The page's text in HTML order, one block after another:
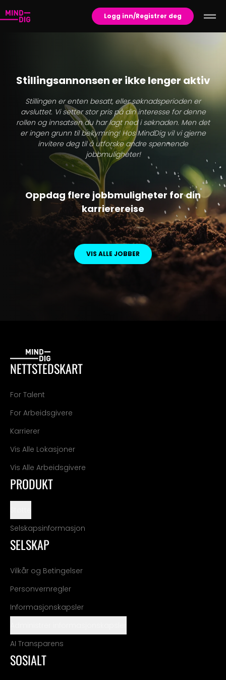
Logg inn/Registrer deg
Stillingsannonsen er ikke lenger aktiv
Stillingen er enten besatt, eller søknadsperioden er
avsluttet. Vi setter stor pris på din interesse for denne
rollen og innsatsen du har lagt ned i søknaden. Men det
er ingen grunn til bekymring! Hos MindDig vil vi gjerne
invitere deg til å utforske andre spennende
jobbmuligheter!
Oppdag flere jobbmuligheter for din
karrierereise
VIS ALLE JOBBER
NETTSTEDSKART
For Talent
For Arbeidsgivere
Karrierer
Vis Alle Lokasjoner
Vis Alle Arbeidsgivere
PRODUKT
Selskapsinformasjon
SELSKAP
Vilkår og Betingelser
Personvernregler
Informasjonskapsler
AI Transparens
SOSIALT